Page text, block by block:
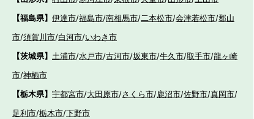
【福島県】 伊達市/福島市/南相馬市/二本松市/会津若松市/郡山
市/須賀川市/白河市/いわき市
【茨城県】 土浦市/水戸市/古河市/坂東市/牛久市/取手市/龍ヶ崎
市/神栖市
【栃木県】 宇都宮市/大田原市/さくら市/鹿沼市/佐野市/真岡市/
足利市/栃木市/下野市